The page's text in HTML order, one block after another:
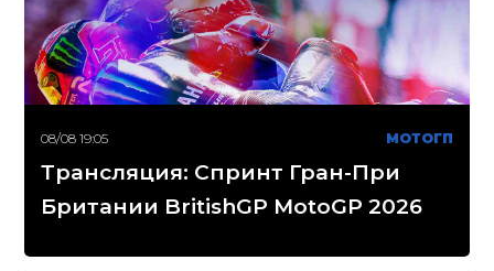
08/08 19:05 МОТОГП
Трансляция: Спринт Гран-При
Британии BritishGP MotoGP 2026